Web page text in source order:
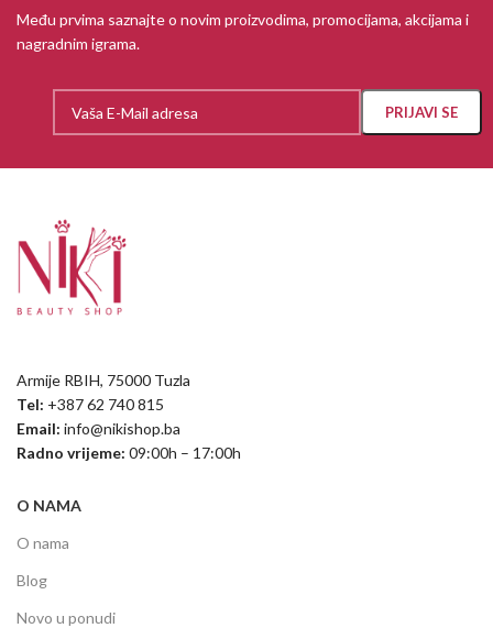
Među prvima saznajte o novim proizvodima, promocijama, akcijama i
nagradnim igrama.
Armije RBIH, 75000 Tuzla
Tel: +387 62 740 815
Email: info@nikishop.ba
Radno vrijeme: 09:00h – 17:00h
O NAMA
O nama
Blog
Novo u ponudi